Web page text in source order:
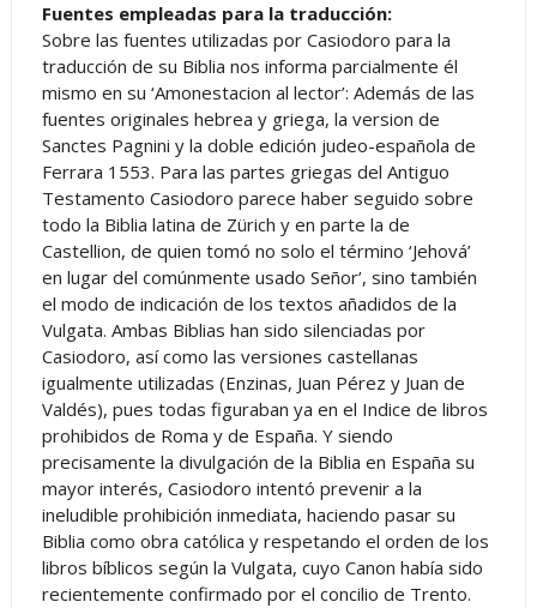
Fuentes empleadas para la traducción:
Sobre las fuentes utilizadas por Casiodoro para la
traducción de su Biblia nos informa parcialmente él
mismo en su ‘Amonestacion al lector’: Además de las
fuentes originales hebrea y griega, la version de
Sanctes Pagnini y la doble edición judeo-española de
Ferrara 1553. Para las partes griegas del Antiguo
Testamento Casiodoro parece haber seguido sobre
todo la Biblia latina de Zürich y en parte la de
Castellion, de quien tomó no solo el término ‘Jehová’
en lugar del comúnmente usado Señor’, sino también
el modo de indicación de los textos añadidos de la
Vulgata. Ambas Biblias han sido silenciadas por
Casiodoro, así como las versiones castellanas
igualmente utilizadas (Enzinas, Juan Pérez y Juan de
Valdés), pues todas figuraban ya en el Indice de libros
prohibidos de Roma y de España. Y siendo
precisamente la divulgación de la Biblia en España su
mayor interés, Casiodoro intentó prevenir a la
ineludible prohibición inmediata, haciendo pasar su
Biblia como obra católica y respetando el orden de los
libros bíblicos según la Vulgata, cuyo Canon había sido
recientemente confirmado por el concilio de Trento.